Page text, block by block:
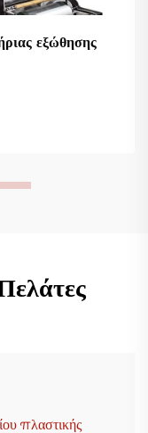
εξώθησης
πλαστικής